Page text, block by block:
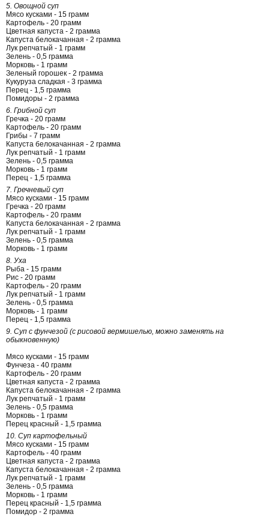
5. Овощной суп
Мясо кусками - 15 грамм
Картофель - 20 грамм
Цветная капуста - 2 грамма
Капуста белокачанная - 2 грамма
Лук репчатый - 1 грамм
Зелень - 0,5 грамма
Морковь - 1 грамм
Зеленый горошек - 2 грамма
Кукуруза сладкая - 3 грамма
Перец - 1,5 грамма
Помидоры - 2 грамма
6. Грибной суп
Гречка - 20 грамм
Картофель - 20 грамм
Грибы - 7 грамм
Капуста белокачанная - 2 грамма
Лук репчатый - 1 грамм
Зелень - 0,5 грамма
Морковь - 1 грамм
Перец - 1,5 грамма
7. Гречневый суп
Мясо кусками - 15 грамм
Гречка - 20 грамм
Картофель - 20 грамм
Капуста белокачанная - 2 грамма
Лук репчатый - 1 грамм
Зелень - 0,5 грамма
Морковь - 1 грамм
8. Уха
Рыба - 15 грамм
Рис - 20 грамм
Картофель - 20 грамм
Лук репчатый - 1 грамм
Зелень - 0,5 грамма
Морковь - 1 грамм
Перец - 1,5 грамма
9. Суп с фунчезой (с рисовой вермишелью, можно заменять на
обыкновенную)
Мясо кусками - 15 грамм
Фунчеза - 40 грамм
Картофель - 20 грамм
Цветная капуста - 2 грамма
Капуста белокачанная - 2 грамма
Лук репчатый - 1 грамм
Зелень - 0,5 грамма
Морковь - 1 грамм
Перец красный - 1,5 грамма
10. Суп картофельный
Мясо кусками - 15 грамм
Картофель - 40 грамм
Цветная капуста - 2 грамма
Капуста белокачанная - 2 грамма
Лук репчатый - 1 грамм
Зелень - 0,5 грамма
Морковь - 1 грамм
Перец красный - 1,5 грамма
Помидор - 2 грамма